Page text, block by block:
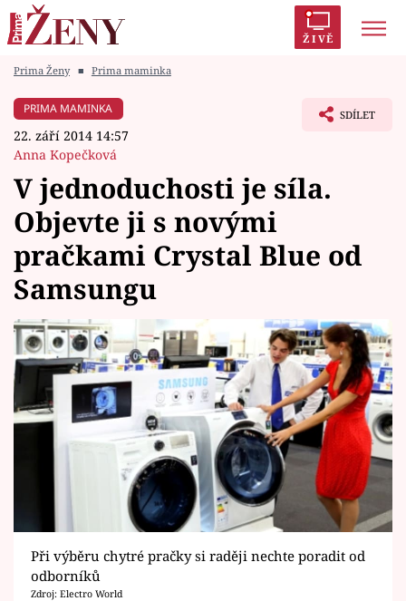
ŽIVĚ
Módní alarm
Zrádci
Témata
Celebrity
Vztahy
Seriály
Horoskopy
Sledujte prima+
Filmový festival Karlovy Vary
Mámy sobě
Prima Ženy ■ Prima maminka
PRIMA MAMINKA
22. září 2014 14:57
Anna Kopečková
SDÍLET
V jednoduchosti je síla.
Objevte ji s novými
pračkami Crystal Blue od
Samsungu
Při výběru chytré pračky si raději nechte poradit od
odborníků
Zdroj: Electro World